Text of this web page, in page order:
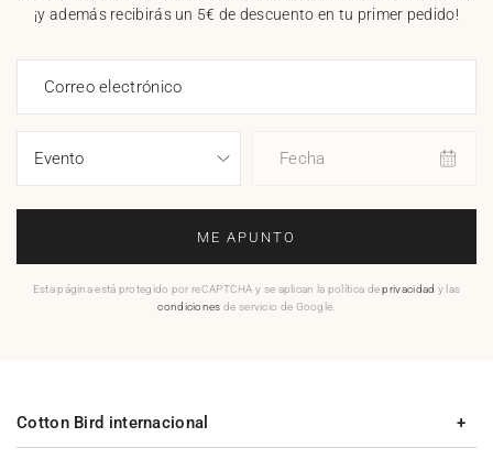
¡y además recibirás un 5€ de descuento en tu primer pedido!
Correo electrónico
Fecha
ME APUNTO
Esta página está protegido por reCAPTCHA y se aplican la política deprivacidad y las
condiciones de servicio de Google.
Cotton Bird internacional